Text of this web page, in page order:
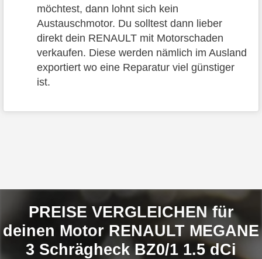
möchtest, dann lohnt sich kein
Austauschmotor. Du solltest dann lieber
direkt dein RENAULT mit Motorschaden
verkaufen. Diese werden nämlich im Ausland
exportiert wo eine Reparatur viel günstiger
ist.
PREISE VERGLEICHEN für
deinen Motor RENAULT MEGANE
3 Schrägheck BZ0/1 1.5 dCi